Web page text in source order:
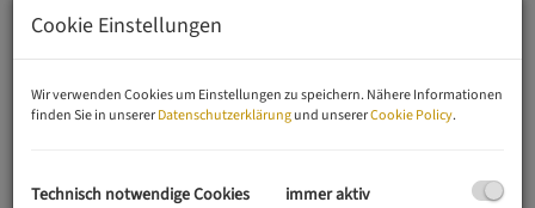
Cookie Einstellungen
Wir verwenden Cookies um Einstellungen zu speichern. Nähere Informationen
finden Sie in unsererDatenschutzerklärungund unsererCookie Policy.
Technisch notwendige Cookies immer aktiv